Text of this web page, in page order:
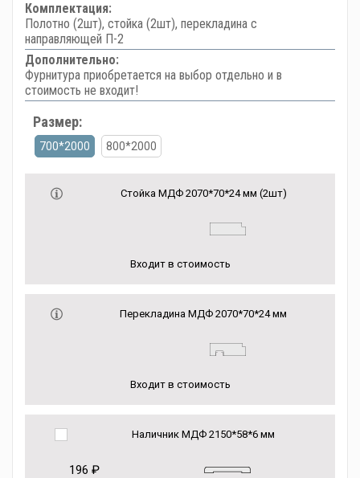
Комплектация:
Полотно (2шт), стойка (2шт), перекладина с
направляющей П-2
Дополнительно:
Фурнитура приобретается на выбор отдельно и в
стоимость не входит!
Размер:
700*2000 800*2000
Стойка МДФ 2070*70*24 мм (2шт)
Входит в стоимость
Перекладина МДФ 2070*70*24 мм
Входит в стоимость
Наличник МДФ 2150*58*6 мм
196 ₽